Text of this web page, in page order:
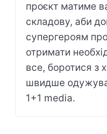
проєкт матиме
складову, аби
супергероям
отримати
все, боротися з
швидше
1+1 media.